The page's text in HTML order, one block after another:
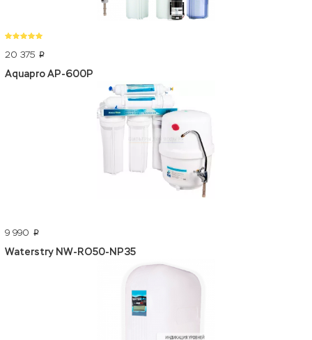
20 375 p
Aquapro AP-600P
9 990 p
Waterstry NW-RO50-NP35